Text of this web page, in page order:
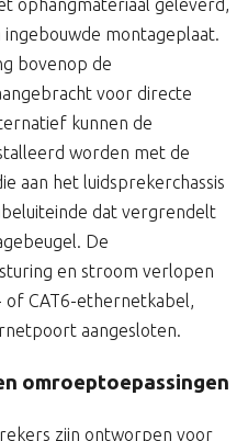
ophangmateriaal geleverd,
montageplaat.
bovenop de
voor directe
kunnen de
worden met de
aan het luidsprekerchassis
dat vergrendelt
De
en stroom verlopen
of CAT6-ethernetkabel,
aangesloten.
omroeptoepassingen
zijn ontworpen voor